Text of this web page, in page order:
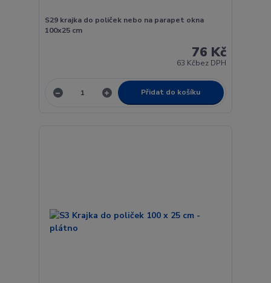
S29 krajka do poliček nebo na parapet okna
100x25 cm
76 Kč
63 Kčbez DPH
Přidat do košíku